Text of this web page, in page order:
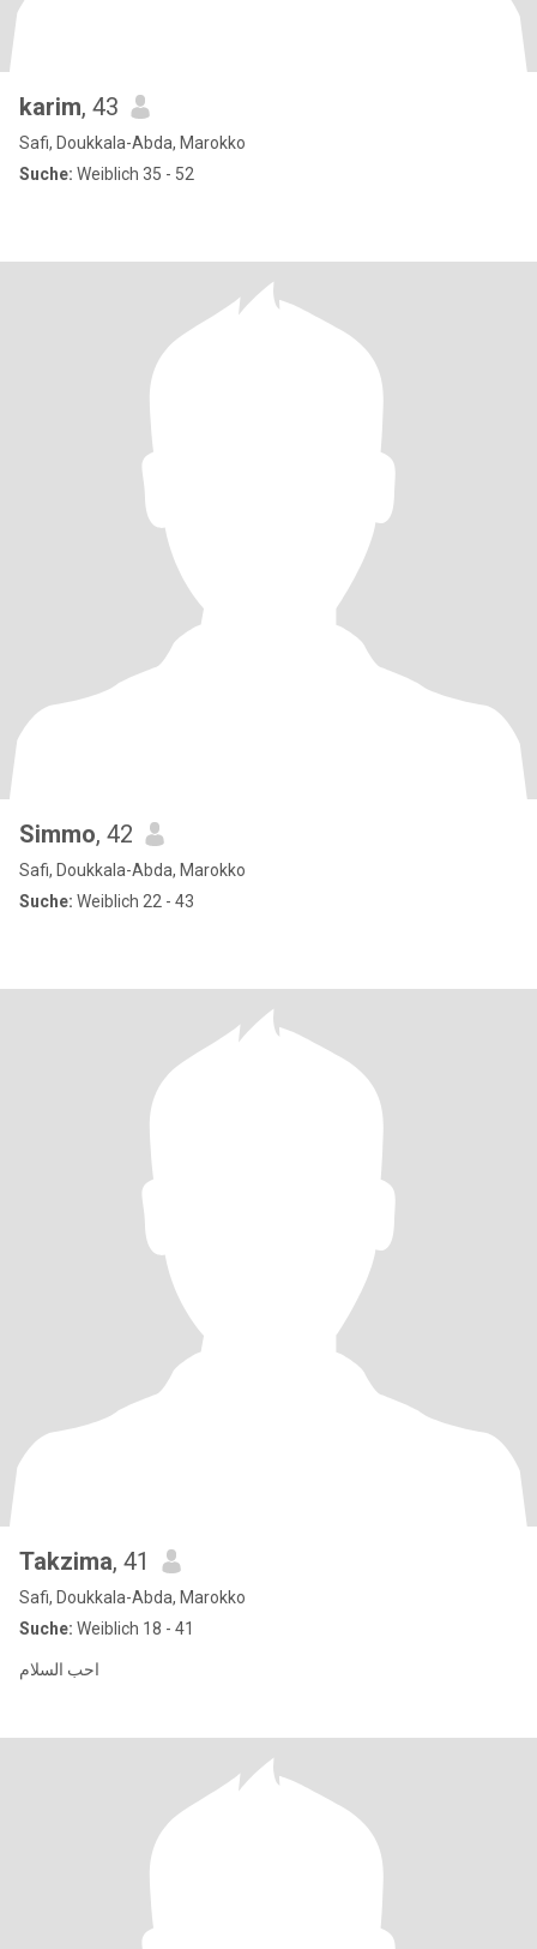
karim, 43
Safi, Doukkala-Abda, Marokko
Suche: Weiblich 35 - 52
Simmo, 42
Safi, Doukkala-Abda, Marokko
Suche: Weiblich 22 - 43
Takzima, 41
Safi, Doukkala-Abda, Marokko
Suche: Weiblich 18 - 41
احب السلام